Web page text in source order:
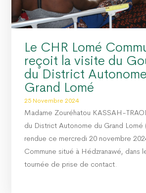
Le CHR Lomé
reçoit la visite du
du District
Grand Lomé
25 Novembre 2024
Madame Zouréhatou KASSAH-
du District Autonome du Grand Lomé
rendue ce mercredi 20 novembre
Commune situé à Hédzranawé, dans
tournée de prise de contact.